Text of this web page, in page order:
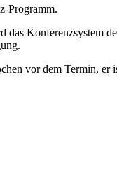
Programm.
Konferenzsystem
vor dem Termin, er